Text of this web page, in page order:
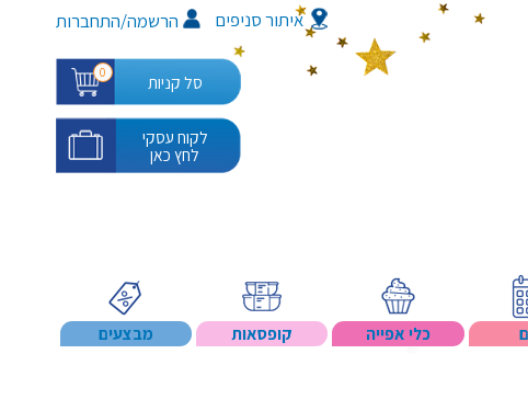
איתור סניפים הרשמה/התחברות
סל קניות 0
לקוח עסקי
לחץ כאן
כלי אפייה קופסאות מבצעים